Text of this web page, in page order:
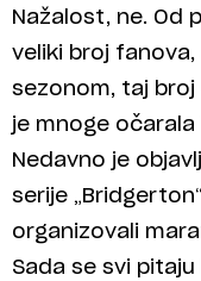
Nažalost, ne. Od
veliki broj
sezonom, taj broj
je mnoge
Nedavno je
serije
organizovali
Sada se svi